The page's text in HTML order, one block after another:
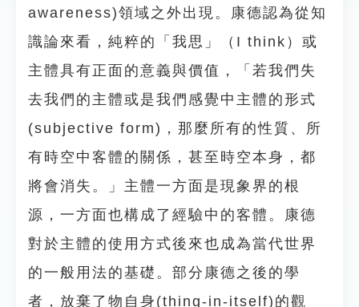
awareness)領域之外出現。康德認為從知
識論來看，純粹的「我思」（I think）或
主體具有正面的意義與價值，「若我們失
去我們的主體或是我們感覺中主體的形式
(subjective form)，那麼所有的性質、所
有時空中客體的關係，甚至時空本身，都
將會消失。」主體一方面是現象界的根
源，一方面也構成了經驗中的客體。康德
對於主體的使用方式後來也成為當代世界
的一般用法的基礎。部分康德之後的學
者，放棄了物自身(thing-in-itself)的觀